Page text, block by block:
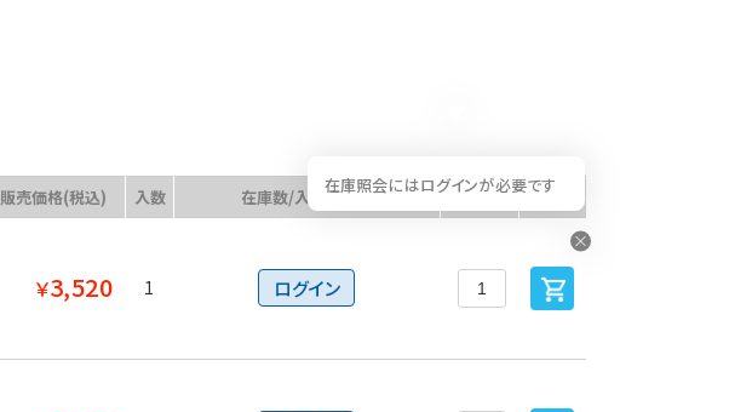
販売価格(税込) 入数 在庫数/入荷予定日
在庫照会にはログインが必要です
数量 カート
￥3,520 1 ログイン